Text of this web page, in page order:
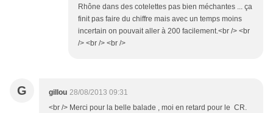
Rhône dans des cotelettes pas bien méchantes ... ça
finit pas faire du chiffre mais avec un temps moins
incertain on pouvait aller à 200 facilement.<br /> <br
/> <br /> <br />
G gillou 28/08/2013 09:31
<br /> Merci pour la belle balade , moi en retard pour le CR.